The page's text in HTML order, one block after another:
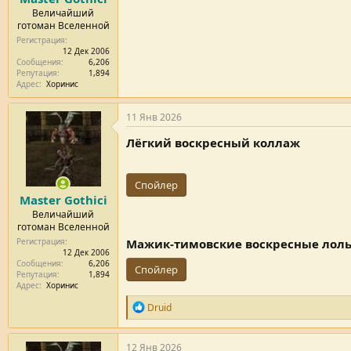
Величайший
готоман Вселенной
Регистрация
12 Дек 2006
Сообщения
6,206
Репутация
1,894
Адрес
Хоринис
Master Gothici
Величайший
готоман Вселенной
Регистрация
12 Дек 2006
Сообщения
6,206
Репутация
1,894
Адрес
Хоринис
11 Янв 2026
Лёгкий воскресный коллаж
Спойлер
Мажик-тимовские воскресные
Спойлер
Р
е
п
у
Druid
12 Янв 2026